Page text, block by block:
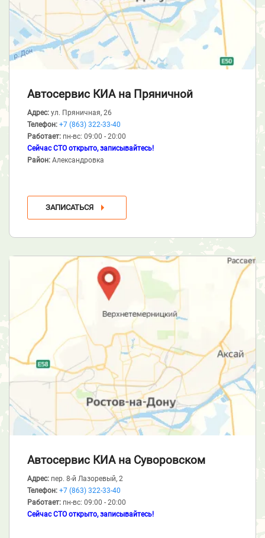
Автосервис КИА на Пряничной
Адрес: ул. Пряничная, 26
Телефон: +7 (863) 322-33-40
Работает: пн-вс: 09:00 - 20:00
Сейчас СТО открыто, записывайтесь!
Район: Александровка
ЗАПИСАТЬСЯ
Автосервис КИА на Суворовском
Адрес: пер. 8-й Лазоревый, 2
Телефон: +7 (863) 322-33-40
Работает: пн-вс: 09:00 - 20:00
Сейчас СТО открыто, записывайтесь!